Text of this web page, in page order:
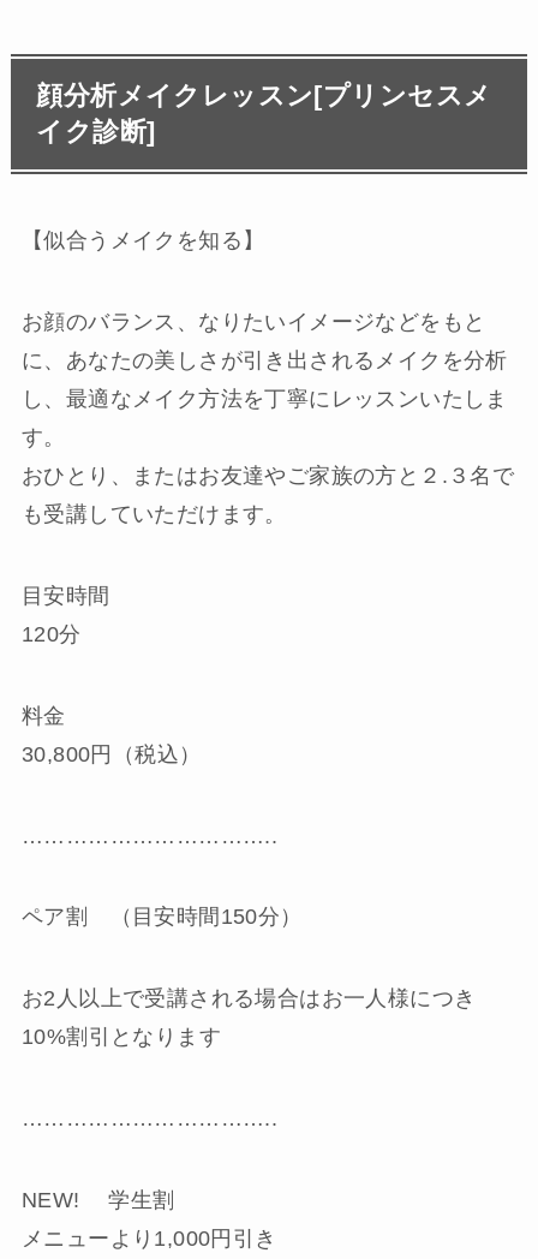
顔分析メイクレッスン[プリンセスメ
イク診断]
【似合うメイクを知る】
お顔のバランス、なりたいイメージなどをもと
に、あなたの美しさが引き出されるメイクを分析
し、最適なメイク方法を丁寧にレッスンいたしま
す。
おひとり、またはお友達やご家族の方と２.３名で
も受講していただけます。
目安時間
120分
料金
30,800円（税込）
……………………………..
ペア割 （目安時間150分）
お2人以上で受講される場合はお一人様につき
10%割引となります
……………………………..
NEW! 学生割
メニューより1,000円引き